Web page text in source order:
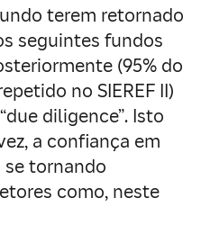
terem retornado
seguintes fundos
(95% do
no SIEREF II)
diligence”. Isto
a confiança em
se tornando
como, neste